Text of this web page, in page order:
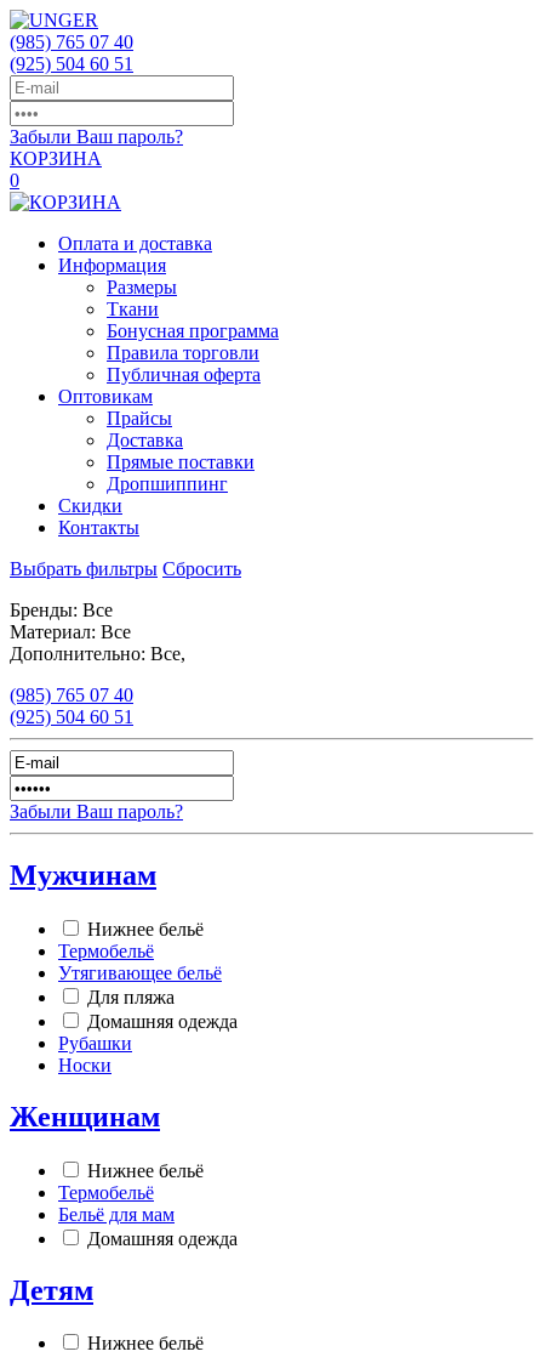
(985) 765 07 40
(925) 504 60 51
Забыли Ваш пароль?
КОРЗИНА
0
Оплата и доставка
Информация
Размеры
Ткани
Бонусная программа
Правила торговли
Публичная оферта
Оптовикам
Прайсы
Доставка
Прямые поставки
Дропшиппинг
Скидки
Контакты
Выбрать фильтры Сбросить
Бренды: Все
Материал: Все
Дополнительно: Все,
(985) 765 07 40
(925) 504 60 51
Забыли Ваш пароль?
Мужчинам
Нижнее бельё
Термобельё
Утягивающее бельё
Для пляжа
Домашняя одежда
Рубашки
Носки
Женщинам
Нижнее бельё
Термобельё
Бельё для мам
Домашняя одежда
Детям
Нижнее бельё